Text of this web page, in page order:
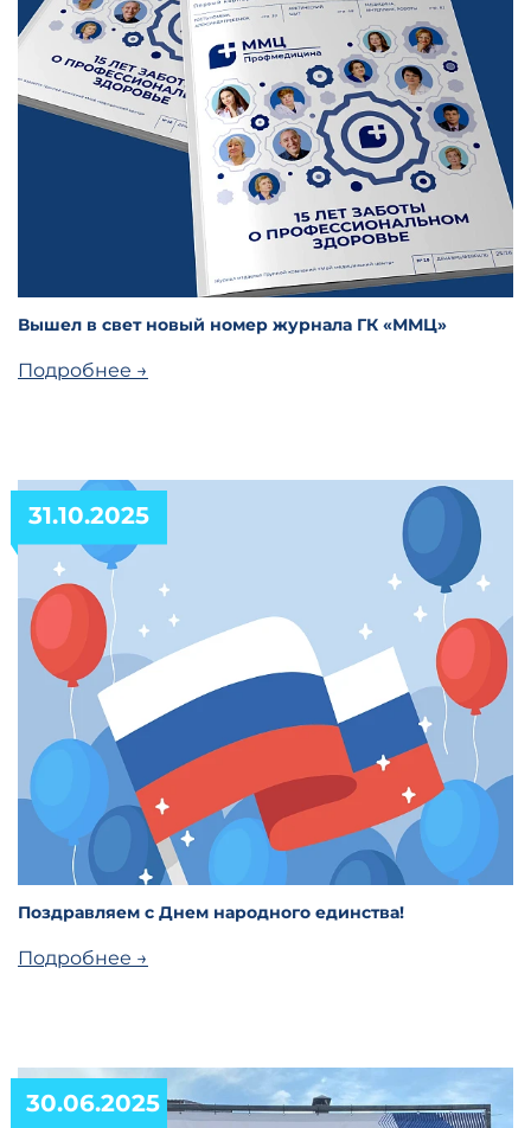
Вышел в свет новый номер журнала ГК «ММЦ»
Подробнее →
Поздравляем с Днем народного единства!
Подробнее →
31.10.2025
30.06.2025